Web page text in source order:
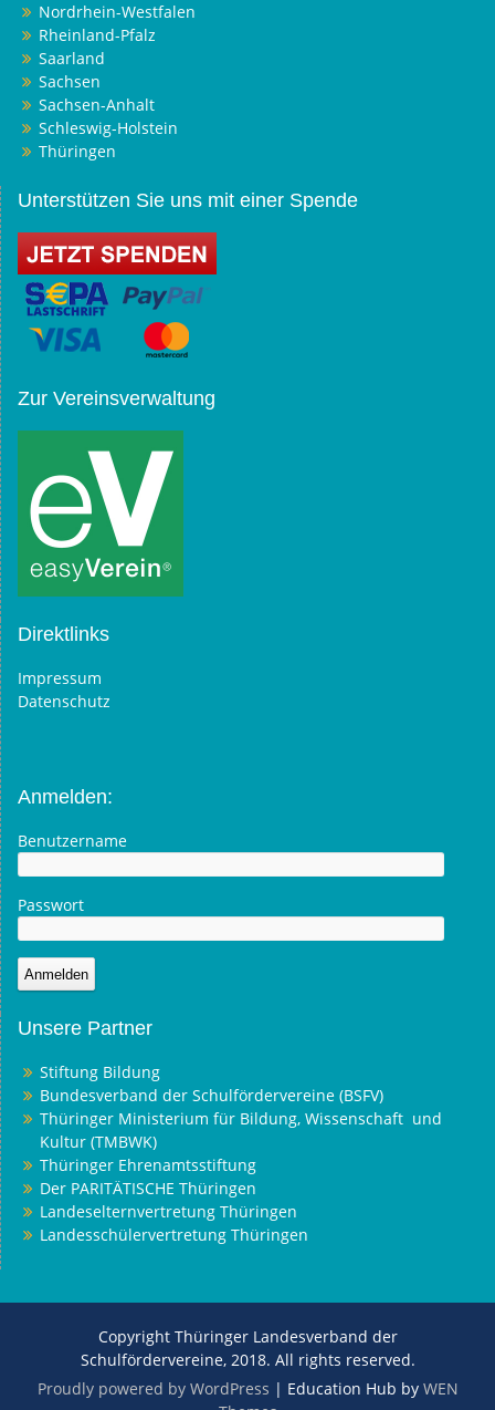
Nordrhein-Westfalen
Rheinland-Pfalz
Saarland
Sachsen
Sachsen-Anhalt
Schleswig-Holstein
Thüringen
Unterstützen Sie uns mit einer Spende
Zur Vereinsverwaltung
Direktlinks
Impressum
Datenschutz
Anmelden:
Benutzername
Passwort
Unsere Partner
Stiftung Bildung
Bundesverband der Schulfördervereine (BSFV)
Thüringer Ministerium für Bildung, Wissenschaft und
Kultur (TMBWK)
Thüringer Ehrenamtsstiftung
Der PARITÄTISCHE Thüringen
Landeselternvertretung Thüringen
Landesschülervertretung Thüringen
Copyright Thüringer Landesverband der
Schulfördervereine, 2018. All rights reserved.
Proudly powered by WordPress | Education Hub by WEN